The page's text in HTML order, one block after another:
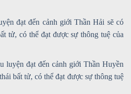
đạt đến cảnh giới Thần Hải sẽ có
tử, có thể đạt được sự thông tuệ của
luyện đạt đến cảnh giới Thần Huyền
bất tử, có thể đạt được sự thông tuệ